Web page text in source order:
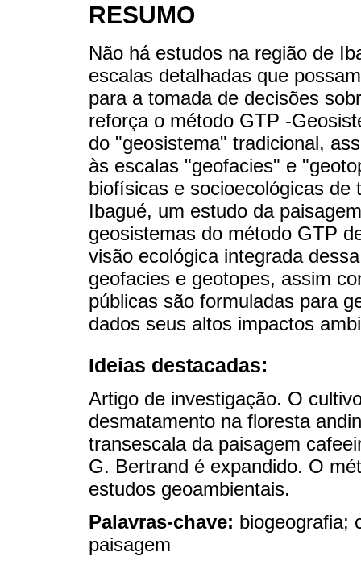
RESUMO
Não há estudos na região de
escalas detalhadas que
para a tomada de decisões
reforça o método GTP -
do "geosistema" tradicional,
às escalas "geofacies" e
biofísicas e socioecológicas de
Ibagué, um estudo da
geosistemas do método GTP
visão ecológica integrada
geofacies e geotopes, assim
públicas são formuladas para
dados seus altos impactos
Ideias destacadas:
Artigo de investigação. O
desmatamento na floresta
transescala da paisagem
G. Bertrand é expandido. O
estudos geoambientais.
Palavras-chave: biogeografia;
paisagem